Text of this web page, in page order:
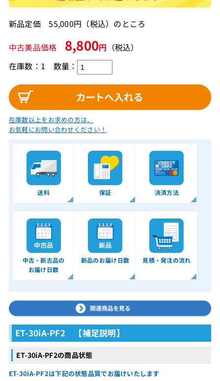
新品定価 55,000円（税込）のところ
中古美品価格 8,800円 （税込）
在庫数：1 数量：
在庫数以上をお求めの方は、
お気軽にお問い合わせください！
送料 保証 決済方法
中古・新古品の
お届け日数
新品のお届け日数 見積・発注の流れ
ET-30iA-PF2 【補足説明】
ET-30iA-PF2の商品状態
ET-30iA-PF2は下記の状態品質でお届けいたします